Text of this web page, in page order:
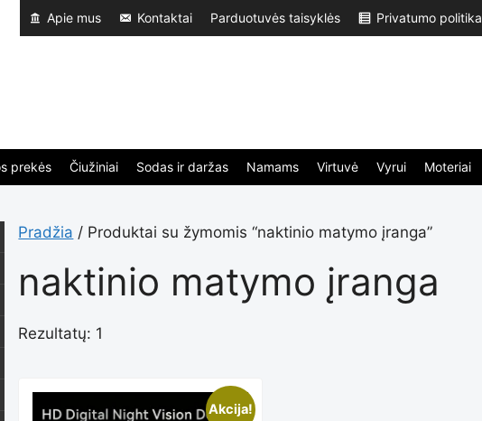
Apie mus Kontaktai Parduotuvės taisyklės Privatumo politika
prekės Čiužiniai Sodas ir daržas Namams Virtuvė Vyrui Moteriai
Pradžia / Produktai su žymomis “naktinio matymo įranga”
naktinio matymo įranga
Rezultatų: 1
Akcija!